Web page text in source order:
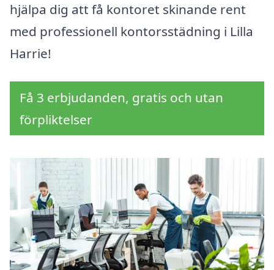
hjälpa dig att få kontoret skinande rent
med professionell kontorsstädning i Lilla
Harrie!
Få 3 erbjudanden, gratis och utan
förpliktelser